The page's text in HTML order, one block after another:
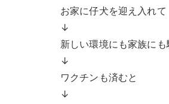
お家に仔犬を迎え入れて
↓
新しい環境にも家族に
↓
ワクチンも済むと
↓